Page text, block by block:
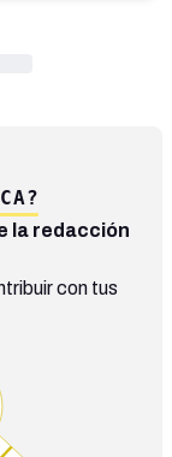
la redacción
con tus